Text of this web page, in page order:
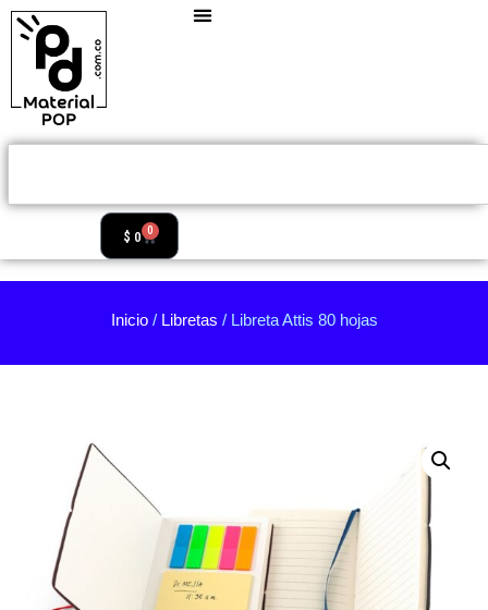
$ 0 0
Inicio/ Libretas / Libreta Attis 80 hojas